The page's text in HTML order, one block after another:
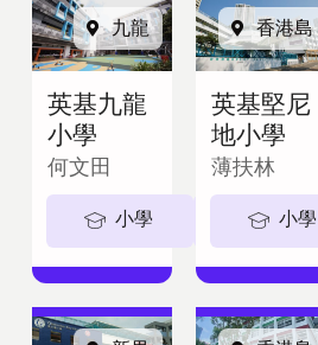
九龍
英基九龍
小學
何文田
小學 5-11歲
香港島
英基堅尼
地小學
薄扶林
小學